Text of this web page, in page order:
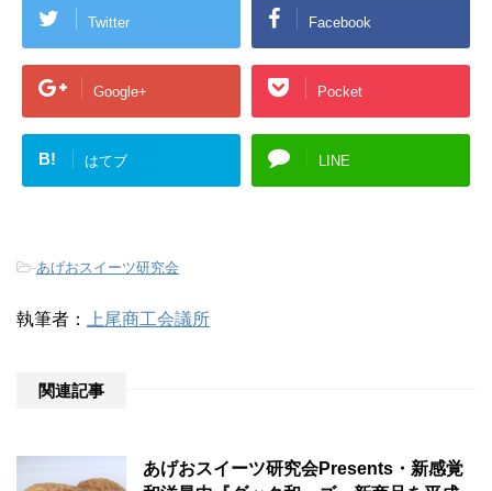
Twitter Facebook
Google+ Pocket
B! はてブ LINE
-あげおスイーツ研究会
執筆者： 上尾商工会議所
関連記事
あげおスイーツ研究会Presents・新感覚